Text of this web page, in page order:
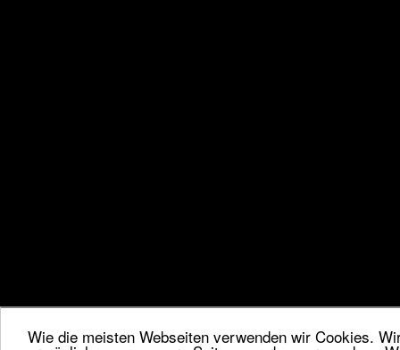
Wie die meisten Webseiten verwenden wir Cookies.